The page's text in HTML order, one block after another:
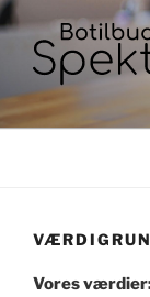
Videre
til
indhold
Vores